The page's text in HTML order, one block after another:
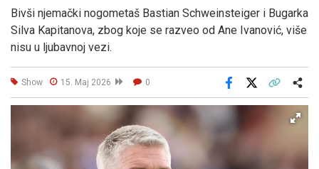
Bivši njemački nogometaš Bastian Schweinsteiger i Bugarka
Silva Kapitanova, zbog koje se razveo od Ane Ivanović, više
nisu u ljubavnoj vezi.
Show 15. Maj 2026 0
Facebook